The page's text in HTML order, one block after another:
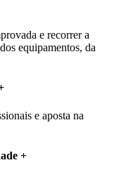
e recorrer a
equipamentos, da
e aposta na
+